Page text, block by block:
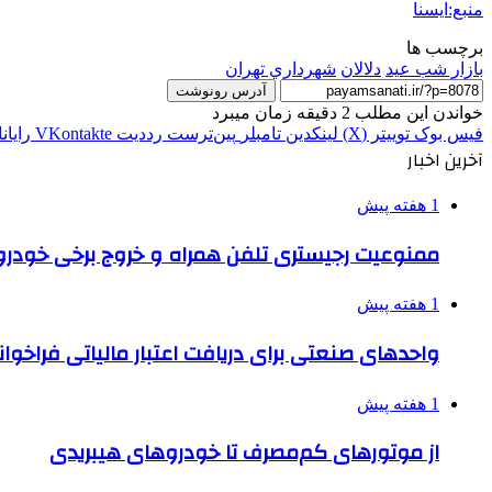
منبع:ایسنا
برچسب ها
بازار شب عید دلالان شهرداري تهران
آدرس رونوشت
خواندن این مطلب 2 دقیقه زمان میبرد
فیس بوک توییتر (X) لینکدین ‫تامبلر ‫پین‌ترست ‫رددیت ‫VKontakte
آخرین اخبار
1 هفته پیش
ممنوعیت رجیستری تلفن همراه و خروج برخی
1 هفته پیش
واحدهای صنعتی برای دریافت اعتبار مالیاتی
1 هفته پیش
از موتورهای کم‌مصرف تا خودروهای هیبریدی